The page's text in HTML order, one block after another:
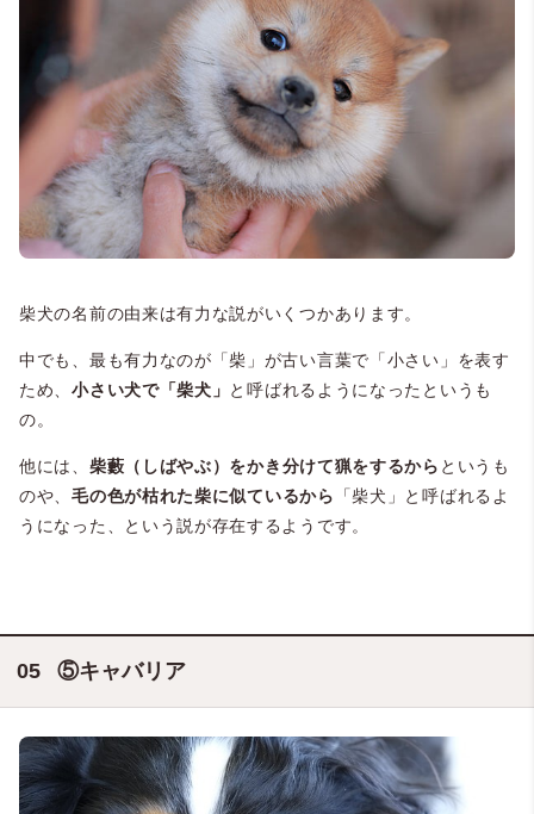
柴犬の名前の由来は有力な説がいくつかあります。
中でも、最も有力なのが「柴」が古い言葉で「小さい」を表す
ため、小さい犬で「柴犬」 と呼ばれるようになったというも
の。
他には、 柴藪（しばやぶ）をかき分けて猟をするから というも
のや、毛の色が枯れた柴に似ているから
「柴犬」と呼ばれるよ
うになった、という説が存在するようです。
⑤キャバリア